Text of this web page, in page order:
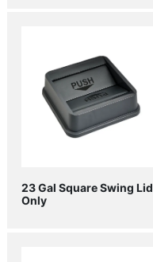
23 Gal Square Swing Lid
Only